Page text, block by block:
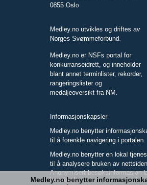
0855 Oslo
Medley.no utvikles og driftes av
Norges Svømmeforbund.
Medley.no er NSFs portal for
konkurranseidrett, og inneholder
blant annet terminlister, rekorder,
rangeringslister og
medaljeoversikt fra NM.
Informasjonskapsler
Medley.no benytter
til å forenkle navigering i portalen.
Medley.no benytter en lokal
til å analysere bruken av nettsiden.
Anonymisert besøksinformasjon
kun lokalt.
Medley.no benytter